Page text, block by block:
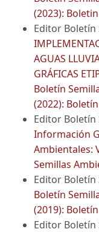
(2023):
Editor Boletín
AGUAS
GRÁFICAS
Boletín
(2022):
Editor Boletín
Información
Ambientales:
Semillas
Editor Boletín
Boletín
(2019):
Editor Boletín